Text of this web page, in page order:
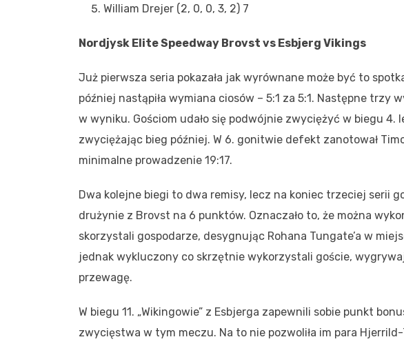
William Drejer (2, 0, 0, 3, 2) 7
Nordjysk Elite Speedway Brovst vs Esbjerg Vikings
Już pierwsza seria pokazała jak wyrównane może być to
później nastąpiła wymiana ciosów – 5:1 za 5:1. Następne trzy
w wyniku. Gościom udało się podwójnie zwyciężyć w biegu
zwyciężając bieg później. W 6. gonitwie defekt zanotował
minimalne prowadzenie 19:17.
Dwa kolejne biegi to dwa remisy, lecz na koniec trzeciej serii
drużynie z Brovst na 6 punktów. Oznaczało to, że można
skorzystali gospodarze, desygnując Rohana Tungate’a w
jednak wykluczony co skrzętnie wykorzystali goście,
przewagę.
W biegu 11. „Wikingowie” z Esbjerga zapewnili sobie punkt
zwycięstwa w tym meczu. Na to nie pozwoliła im para